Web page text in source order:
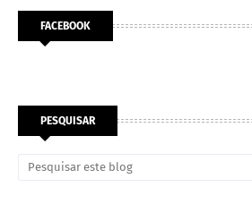
FACEBOOK
PESQUISAR